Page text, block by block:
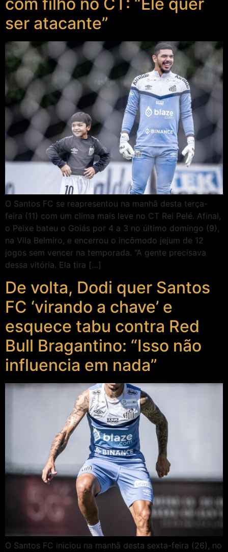
ser atacante”
O Santos FC se reapresentou na manhã desta terça-
feira (11) com um clima mais leve no CT Rei Pelé. Afinal,
o Peixe bateu o Goiás por 4 a 3 no último domingo (9),
na Vila Belmiro, e encerrou o incômodo jejum de 12
jogos sem vencer na temporada. “A gente precisava
dessa vitória. Ela tira […]
De volta, Dodi quer Santos
FC ‘virando a chave’ e
esquece tabu contra Red
Bull Bragantino: “Isso não
influencia em nada”
O Santos FC iniciou na manhã desta sexta-feira (26), no